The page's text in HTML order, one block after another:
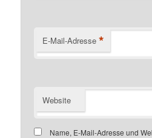
E-Mail-Adresse *
Website
Name, E-Mail-Adresse und